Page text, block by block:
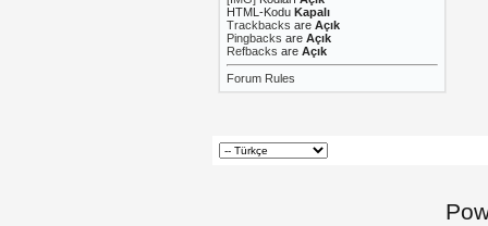
HTML-Kodu Kapalı
Trackbacks are Açık
Pingbacks are Açık
Refbacks are Açık
Forum Rules